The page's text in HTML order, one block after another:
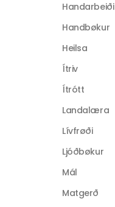
Handarbeiði
Handbøkur
Heilsa
Ítriv
Ítrótt
Landalæra
Lívfrøði
Ljóðbøkur
Mál
Matgerð